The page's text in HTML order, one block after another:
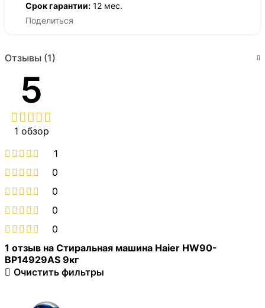
Срок гарантии: 12 мес.
Поделиться
Отзывы (1)
5
1 обзор
1
0
0
0
0
1 отзыв на Стиральная машина Haier HW90-
BP14929AS 9кг
Очистить фильтры